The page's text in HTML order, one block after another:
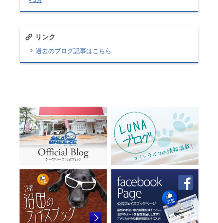
リンク
過去のブログ記事はこちら